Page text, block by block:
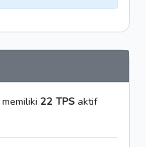
memiliki 22 TPS aktif